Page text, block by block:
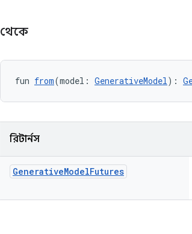
থেকে
fun from(model: GenerativeModel):
রিটার্নস
GenerativeModelFutures